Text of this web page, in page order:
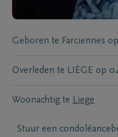
Geboren te Farciennes op
Overleden te LIÈGE op
Woonachtig te Liege
Stuur een